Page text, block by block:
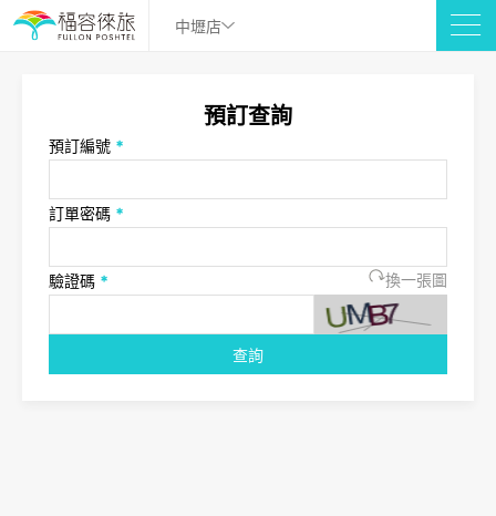
中壢店
預訂查詢
預訂編號 *
訂單密碼 *
驗證碼 * 換一張圖
查詢